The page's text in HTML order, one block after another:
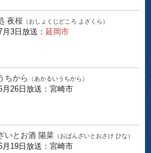
夜桜 （おしょくじどころ よざくら）
3日放送： 延岡市
ちから （あかるいうちから）
月26日放送：宮崎市
いとお酒 陽菜 （おばんざいとおさけ ひな）
月19日放送：宮崎市